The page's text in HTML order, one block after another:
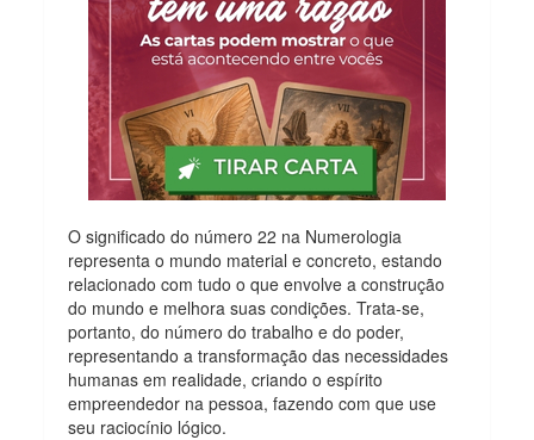
O significado do número 22 na Numerologia
representa o mundo material e concreto, estando
relacionado com tudo o que envolve a construção
do mundo e melhora suas condições. Trata-se,
portanto, do número do trabalho e do poder,
representando a transformação das necessidades
humanas em realidade, criando o espírito
empreendedor na pessoa, fazendo com que use
seu raciocínio lógico.